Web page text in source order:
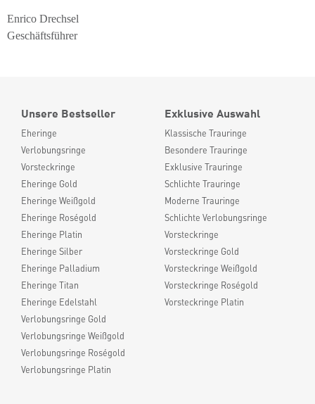
Enrico Drechsel
Geschäftsführer
Unsere Bestseller
Eheringe
Verlobungsringe
Vorsteckringe
Eheringe Gold
Eheringe Weißgold
Eheringe Roségold
Eheringe Platin
Eheringe Silber
Eheringe Palladium
Eheringe Titan
Eheringe Edelstahl
Verlobungsringe Gold
Verlobungsringe Weißgold
Verlobungsringe Roségold
Verlobungsringe Platin
Exklusive Auswahl
Klassische Trauringe
Besondere Trauringe
Exklusive Trauringe
Schlichte Trauringe
Moderne Trauringe
Schlichte Verlobungsringe
Vorsteckringe
Vorsteckringe Gold
Vorsteckringe Weißgold
Vorsteckringe Roségold
Vorsteckringe Platin